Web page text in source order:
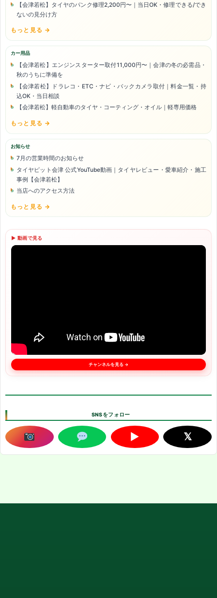
【会津若松】タイヤのパンク修理2,200円〜｜当日OK・修理できる/でき
ないの見分け方
もっと見る →
カー用品
【会津若松】エンジンスターター取付11,000円〜｜会津の冬の必需品・
秋のうちに準備を
【会津若松】ドラレコ・ETC・ナビ・バックカメラ取付｜料金一覧・持
込OK・当日相談
【会津若松】軽自動車のタイヤ・コーティング・オイル｜軽専用価格
もっと見る →
お知らせ
7月の営業時間のお知らせ
タイヤピット会津 公式YouTube動画｜タイヤレビュー・愛車紹介・施工
事例【会津若松】
当店へのアクセス方法
もっと見る →
SNSをフォロー
▶ 𝕏
▶ 動画で見る
チャンネルを見る →